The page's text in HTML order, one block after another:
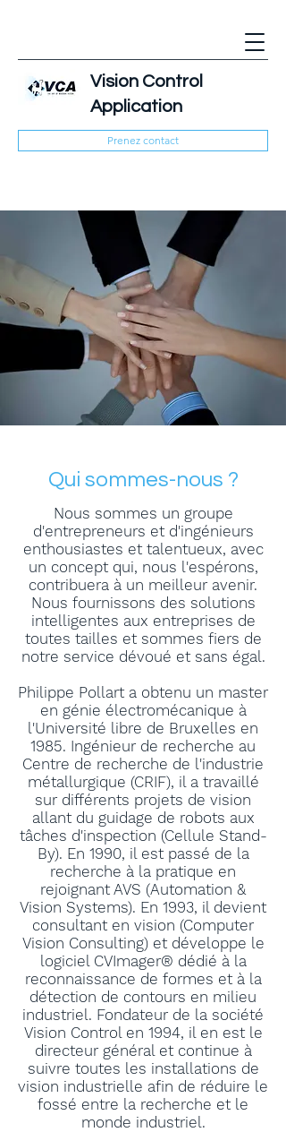
Vision Control
Application
Prenez contact
Qui sommes-nous ?
Nous sommes un groupe
d'entrepreneurs et d'ingénieurs
enthousiastes et talentueux, avec
un concept qui, nous l'espérons,
contribuera à un meilleur avenir.
Nous fournissons des solutions
intelligentes aux entreprises de
toutes tailles et sommes fiers de
notre service dévoué et sans égal.
Philippe Pollart a obtenu un master
en génie électromécanique à
l'Université libre de Bruxelles en
1985. Ingénieur de recherche au
Centre de recherche de l'industrie
métallurgique (CRIF), il a travaillé
sur différents projets de vision
allant du guidage de robots aux
tâches d'inspection (Cellule Stand-
By). En 1990, il est passé de la
recherche à la pratique en
rejoignant AVS (Automation &
Vision Systems). En 1993, il devient
consultant en vision (Computer
Vision Consulting) et développe le
logiciel CVImager® dédié à la
reconnaissance de formes et à la
détection de contours en milieu
industriel. Fondateur de la société
Vision Control en 1994, il en est le
directeur général et continue à
suivre toutes les installations de
vision industrielle afin de réduire le
fossé entre la recherche et le
monde industriel.